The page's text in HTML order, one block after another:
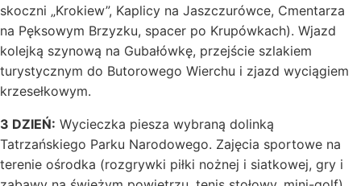
skoczni „Krokiew”, Kaplicy na Jaszczurówce, Cmentarza
na Pęksowym Brzyzku, spacer po Krupówkach). Wjazd
kolejką szynową na Gubałówkę, przejście szlakiem
turystycznym do Butorowego Wierchu i zjazd wyciągiem
krzesełkowym.
3 DZIEŃ: Wycieczka piesza wybraną dolinką
Tatrzańskiego Parku Narodowego. Zajęcia sportowe na
terenie ośrodka (rozgrywki piłki nożnej i siatkowej, gry i